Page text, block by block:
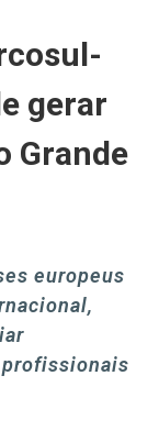
gerar
Grande
europeus
profissionais